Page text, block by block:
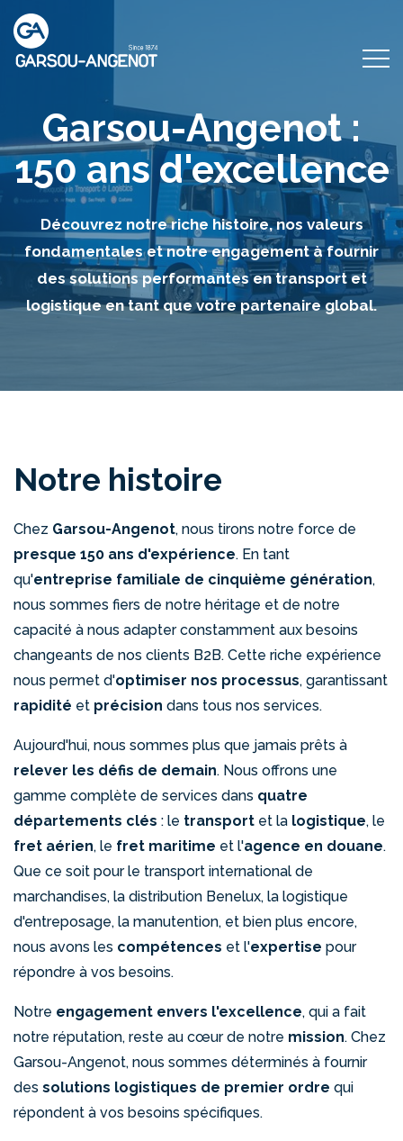
Garsou-Angenot :
150 ans d'excellence
Découvrez notre riche histoire, nos valeurs
fondamentales et notre engagement à fournir
des solutions performantes en transport et
logistique en tant que votre partenaire global.
Notre histoire
Chez Garsou-Angenot, nous tirons notre force de
presque 150 ans d'expérience. En tant
qu'entreprise familiale de cinquième génération,
nous sommes fiers de notre héritage et de notre
capacité à nous adapter constamment aux besoins
changeants de nos clients B2B. Cette riche expérience
nous permet d'optimiser nos processus, garantissant
rapidité et précision dans tous nos services.
Aujourd'hui, nous sommes plus que jamais prêts à
relever les défis de demain. Nous offrons une
gamme complète de services dans quatre
départements clés : le transport et la logistique, le
fret aérien, le fret maritime et l'agence en douane.
Que ce soit pour le transport international de
marchandises, la distribution Benelux, la logistique
d'entreposage, la manutention, et bien plus encore,
nous avons les compétences et l'expertise pour
répondre à vos besoins.
Notre engagement envers l'excellence, qui a fait
notre réputation, reste au cœur de notre mission. Chez
Garsou-Angenot, nous sommes déterminés à fournir
des solutions logistiques de premier ordre qui
répondent à vos besoins spécifiques.